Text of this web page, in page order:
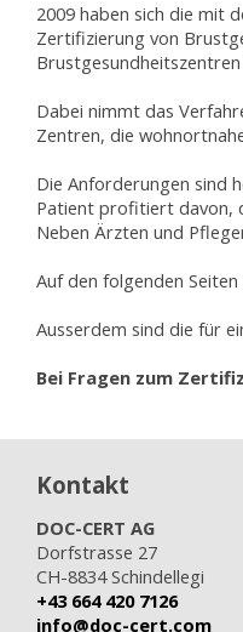
2009 haben sich die mit
Zertifizierung von
Dabei nimmt das
Zentren, die
Die Anforderungen sind
Patient profitiert davon,
Neben Ärzten und
Auf den folgenden
Ausserdem sind die für
Bei Fragen zum
Kontakt
DOC-CERT AG
Dorfstrasse 27
CH-8834 Schindellegi
+43 664 420 7126
info@doc-cert.com